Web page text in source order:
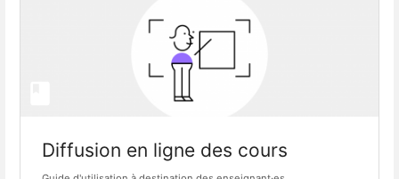
Diffusion en ligne des cours